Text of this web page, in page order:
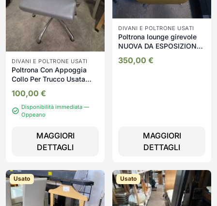
DIVANI E POLTRONE USATI
Poltrona Con Appoggia
Collo Per Trucco Usata
100,00 €
Disponibilità immediata —
Oppeano
MAGGIORI
DETTAGLI
DIVANI E POLTRONE USATI
Poltrona lounge girevole
NUOVA DA ESPOSIZIONE
350,00 €
MAGGIORI
DETTAGLI
Usato Usato